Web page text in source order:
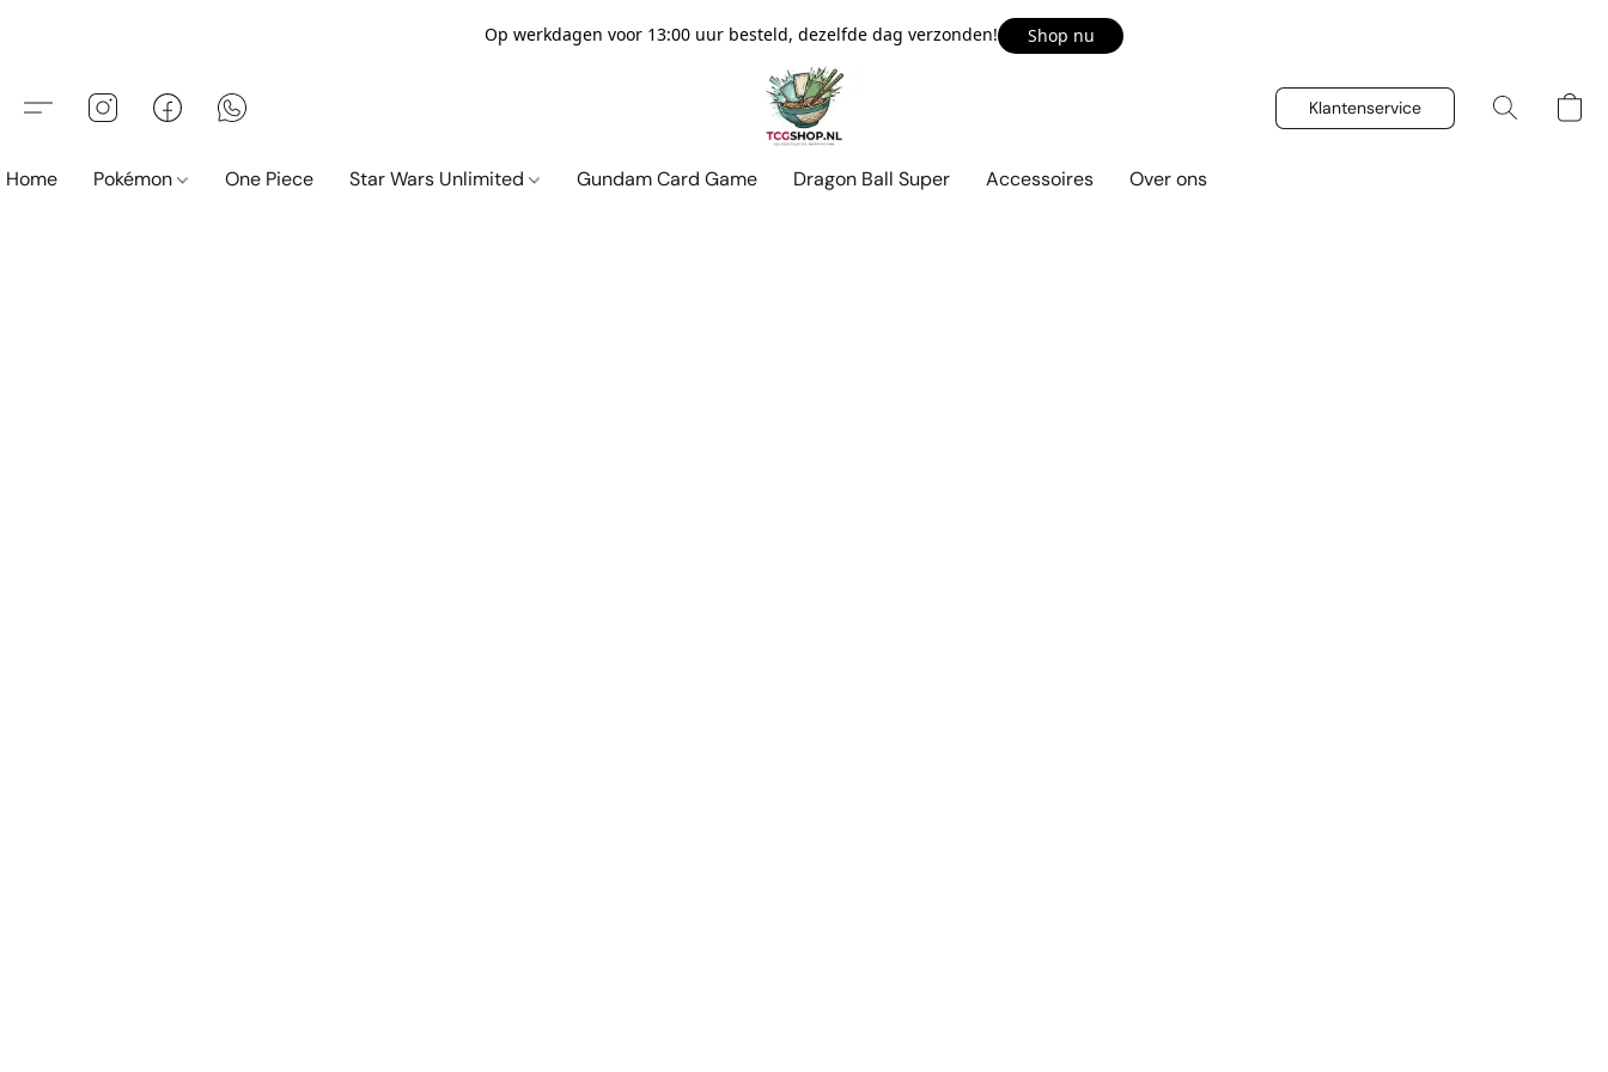
Op werkdagen voor 13:00 uur besteld, dezelfde dag verzonden! Shop nu
Klantenservice
Home Pokémon One Piece Star Wars Unlimited Gundam Card Game Dragon Ball Super Accessoires Over ons